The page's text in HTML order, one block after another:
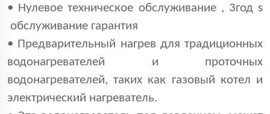
• Нулевое техническое обслуживание , 3год s
обслуживание гарантия
• Предварительный нагрев для традиционных
водонагревателей и проточных
водонагревателей, таких как газовый котел и
электрический нагреватель.